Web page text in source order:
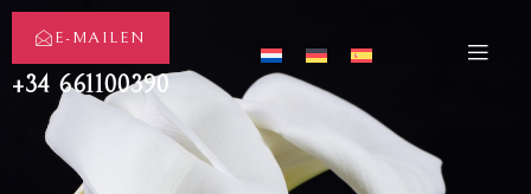
E-MAILEN
+34 661100390